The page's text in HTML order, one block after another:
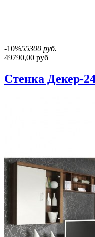
-10%55300 руб.
49790,00 руб
Стенка Декер-